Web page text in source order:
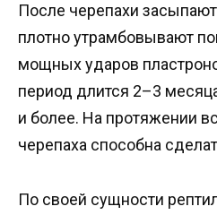
После черепахи
плотно утрамбовывают
мощных ударов
период длится 2–3
и более. На протяжении
черепаха способна
По своей сущности